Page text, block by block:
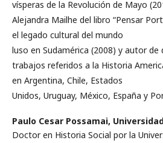
vísperas de la Revolución de Mayo
Alejandra Mailhe del libro “Pensar
el legado cultural del mundo
luso en Sudamérica (2008) y autor de
trabajos referidos a la Historia
en Argentina, Chile, Estados
Unidos, Uruguay, México, España y
Paulo Cesar Possamai,
Doctor en Historia Social por la